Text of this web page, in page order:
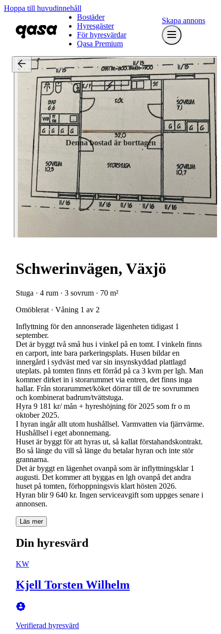
Hoppa till huvudinnehåll
Bostäder
Hyresgäster
För hyresvärdar
Qasa Premium
Skapa annons
Denna bostad är borttagen
Schwerinvägen, Växjö
Stuga · 4 rum · 3 sovrum · 70 m²
Omöblerat · Våning 1 av 2
Inflyttning för den annonserade lägenheten tidigast 1
september.
Det är byggt två små hus i vinkel på en tomt. I vinkeln finns
en carport, inte bara parkeringsplats. Husen bildar en
innergård i sydväst med var sin insynskyddad plattlagd
uteplats. på tomten finns ett förråd på ca 3 kvm per lgh. Man
kommer dirket in i storarummet via entren, det finns inga
hallar. Från storarummet/köket dörrar till de tre sovrummen
och kombinerat badrum/tvättstuga.
Hyra 9 181 kr/ mån + hyreshöjning för 2025 som fr o m
oktober 2025.
I hyran ingår allt utom hushållsel. Varmvatten via fjärrvärme.
Hushållsel i eget abonnemang.
Huset är byggt för att hyras ut, så kallat förstahandskontrakt.
Bo så länge du vill så länge du betalar hyran och inte stör
grannarna.
Det är byggt en lägenhet ovanpå som är inflyttningsklar 1
augusti. Det kommer att byggas en lgh ovanpå det andra
huset på tomten, förhoppningsvis klart hösten 2026.
Hyran blir 9 640 kr. Ingen serviceavgift som uppges senare i
annonsen.
Läs mer
Din hyresvärd
KW
Kjell Torsten Wilhelm
Verifierad hyresvärd